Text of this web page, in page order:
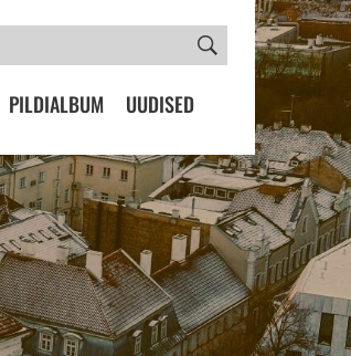
PILDIALBUM UUDISED